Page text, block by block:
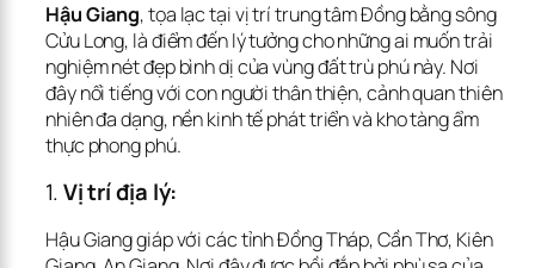
Hậu Giang, tọa lạc tại vị trí trung tâm Đồng bằng sông
Cửu Long, là điểm đến lý tưởng cho những ai muốn trải
nghiệm nét đẹp bình dị của vùng đất trù phú này. Nơi
đây nổi tiếng với con người thân thiện, cảnh quan thiên
nhiên đa dạng, nền kinh tế phát triển và kho tàng ẩm
thực phong phú.
1. Vị trí địa lý:
Hậu Giang giáp với các tỉnh Đồng Tháp, Cần Thơ, Kiên